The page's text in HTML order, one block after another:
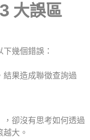
大誤區
幾個錯誤：
果造成聯徵查詢過
卻沒有思考如何透過
大。